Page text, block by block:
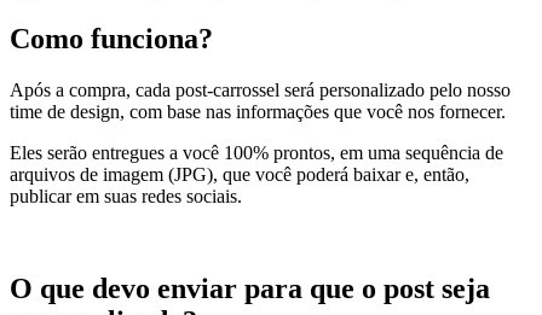
Como funciona?
Após a compra, cada post-carrossel será personalizado pelo nosso
time de design, com base nas informações que você nos fornecer.
Eles serão entregues a você 100% prontos, em uma sequência de
arquivos de imagem (JPG), que você poderá baixar e, então,
publicar em suas redes sociais.
O que devo enviar para que o post seja